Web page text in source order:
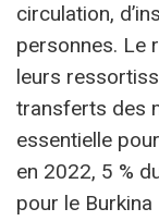
circulation,
personnes. Le
leurs
transferts des
essentielle
en 2022, 5 %
pour le